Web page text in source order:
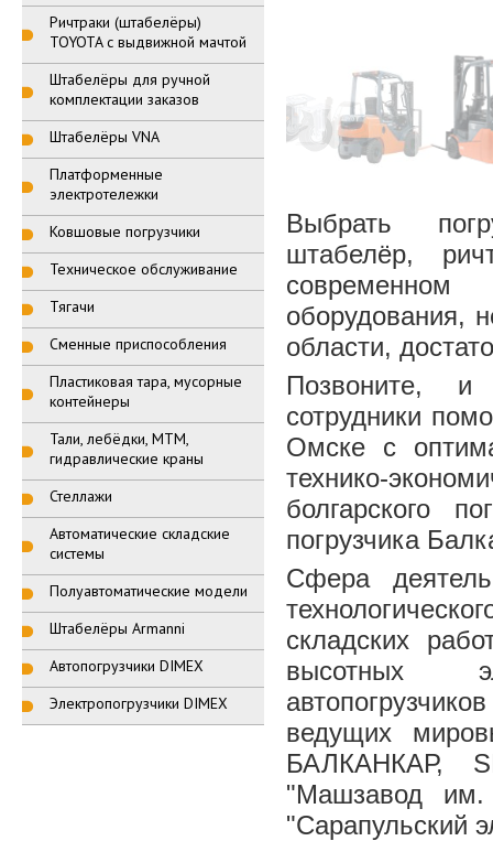
Ричтраки (штабелёры)
TOYOTA с выдвижной мачтой
Штабелёры для ручной
комплектации заказов
Штабелёры VNA
Платформенные
электротележки
Ковшовые погрузчики
Техническое обслуживание
Тягачи
Сменные приспособления
Пластиковая тара, мусорные
контейнеры
Тали, лебёдки, МТМ,
гидравлические краны
Стеллажи
Автоматические складские
системы
Полуавтоматические модели
Штабелёры Armanni
Автопогрузчики DIMEX
Электропогрузчики DIMEX
Выбрать
штабелёр,
современном
оборудования,
области,
Позвоните,
сотрудники
Омске с
технико-
болгарского
погрузчика
Сфера
складских
высотных
ведущих
БАЛКАНКАР,
"Машзавод им.
"Сарапульский